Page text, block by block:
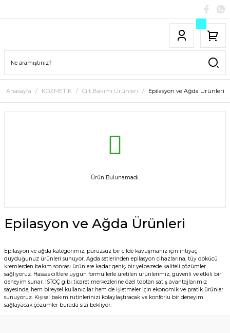
Anasayfa KOZMETİK Cilt Bakımı Ürünleri Epilasyon ve Ağda Ürünleri
Ürün Bulunamadı.
Epilasyon ve Ağda Ürünleri
Epilasyon ve ağda kategorimiz, pürüzsüz bir cilde kavuşmanız için ihtiyaç
duyduğunuz ürünleri sunuyor. Ağda setlerinden epilasyon cihazlarına, tüy dökücü
kremlerden bakım sonrası ürünlere kadar geniş bir yelpazede kaliteli çözümler
sağlıyoruz. Hassas ciltlere uygun formüllerle üretilen ürünlerimiz, güvenli ve etkili bir
deneyim sunar. İSTOÇ gibi ticaret merkezlerine özel toptan satış avantajlarımız
sayesinde, hem bireysel kullanıcılar hem de işletmeler için ekonomik ve pratik ürünler
sunuyoruz. Kişisel bakım rutinlerinizi kolaylaştıracak ve konforlu bir deneyim
sağlayacak çözümler burada sizi bekliyor.